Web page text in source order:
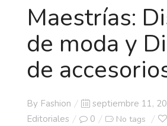
Maestrías:
de moda y
de
By Fashion
Posted
on
septiembre 11,
Editoriales
0 No tags